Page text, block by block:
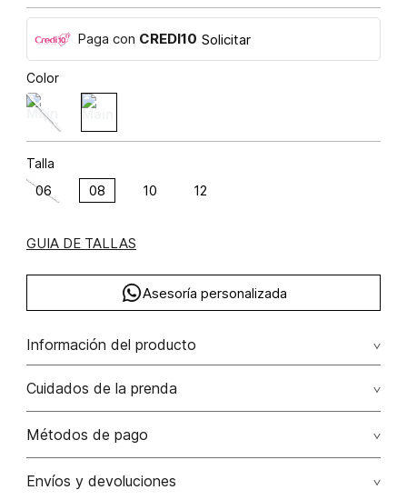
Paga con CREDI10 Solicitar
Color
Talla
06 08 10 12
GUIA DE TALLAS
Asesoría personalizada
Información del producto
Chaqueta con abotonadura frontal poliéster 90% rayón 10%
90.00% poliéster/polyester10.00% rayón/rayon
Cuidados de la prenda
Lavado profesional en seco los tonos oscuros sueltan
No lavar
Métodos de pago
Tarjetas de crédito: Visa, Dinners, Master Card y American
Envíos y devoluciones